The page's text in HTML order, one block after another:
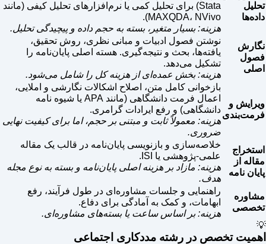
تحلیل
داده‌ها
Stata) برای تحلیل کمی یا نرم‌افزارهای تحلیل کیفی (مانند
MAXQDA، NVivo).
هزینه: بسیار متغیر، بسته به حجم داده و پیچیدگی تحلیل.
نگارش
فصول
اصلی
نوشتن فصول ادبیات و مبانی نظری، روش تحقیق،
یافته‌ها، بحث و نتیجه‌گیری. هسته اصلی پایان‌نامه را
تشکیل می‌دهد.
هزینه: بخش عمده‌ای از هزینه کل را شامل می‌شود.
ویرایش و
فرمت‌بندی
بازخوانی کامل متن، اصلاح اشکالات نگارشی و املایی،
اعمال فرمت دانشگاهی (مانند APA یا شیوه نامه
دانشگاهی) و رفع ایرادات گرامری.
هزینه: معمولاً ثابت و مبتنی بر حجم، اما برای کیفیت نهایی
ضروری.
استخراج
مقاله از
پایان نامه
خلاصه‌سازی و بازنویسی پایان‌نامه در قالب یک مقاله
علمی-پژوهشی یا ISI.
هزینه: مازاد بر هزینه اصلی پایان‌نامه و بسته به نوع مجله
هدف.
مشاوره
تخصصی
راهنمایی و جلسات مشاوره‌ای در طول فرآیند، رفع
ابهامات، و کمک به آمادگی برای دفاع.
هزینه: بر اساس ساعت یا بسته‌های مشاوره‌ای.
💡
اهمیت تخصص در رشته مددکاری اجتماعی